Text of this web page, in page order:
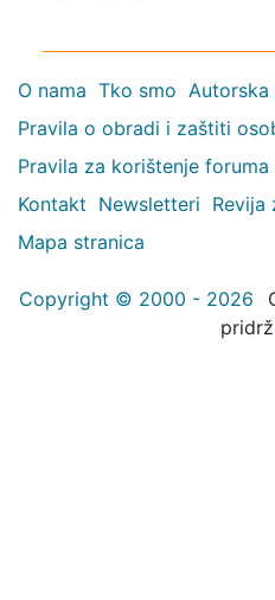
O nama Tko smo Autorska
Pravila o obradi i zaštiti
Pravila za korištenje foruma
Kontakt Newsletteri Revija
Mapa stranica
Copyright © 2000 - 2026